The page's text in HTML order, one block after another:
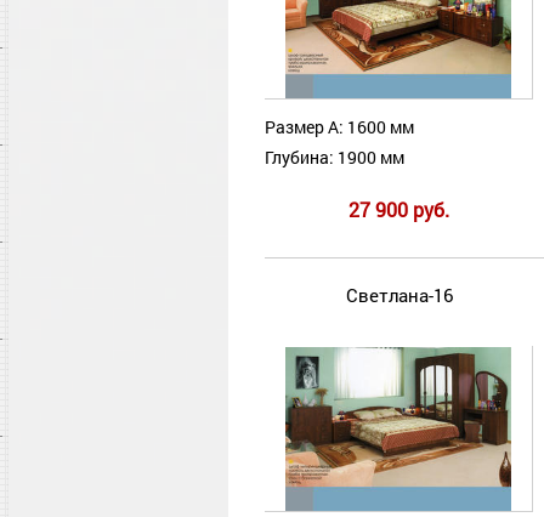
Размер А: 1600 мм
Глубина: 1900 мм
27 900 руб.
Светлана-16